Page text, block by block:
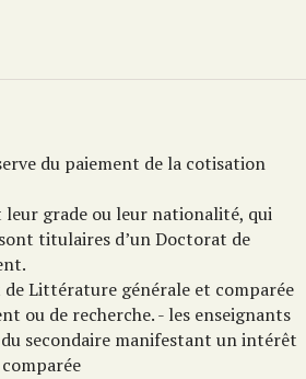
du paiement de la cotisation
leur grade ou leur nationalité, qui
titulaires d’un Doctorat de
Littérature générale et comparée
ou de recherche. - les enseignants
secondaire manifestant un intérêt